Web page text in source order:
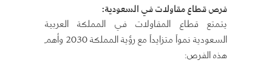
فرصقطاع مقاولات في السعودية:
يتمتع قطاع المقاولات في المملكة العربية
السعودية نمواً متزايداً مع رؤية المملكة 2030 وأهم
هذه الفرص: